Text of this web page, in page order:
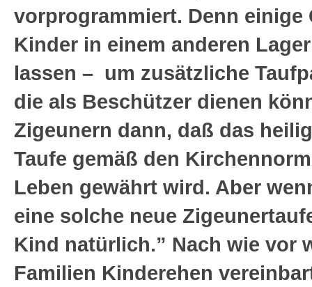
vorprogrammiert. Denn einige
Kinder in einem anderen
lassen – um zusätzliche
die als Beschützer dienen
Zigeunern dann, daß das
Taufe gemäß den
Leben gewährt wird. Aber
eine solche neue
Kind natürlich.” Nach wie vor
Familien Kinderehen